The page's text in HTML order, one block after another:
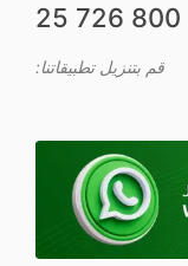
قم بتنزيل تطبيقاتنا: